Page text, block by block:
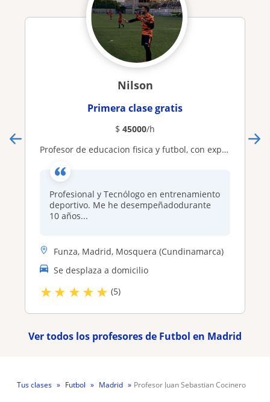
Nilson
Primera clase gratis
$ 45000/h
Profesor de educacion fisica y futbol, con experiencia en clases presenciales tanto grupales como personalizadas
Profesional y Tecnólogo en entrenamiento
deportivo. Me he desempeñadodurante
10 años...
Funza, Madrid, Mosquera (Cundinamarca)
Se desplaza a domicilio
★★ ★★★ (5)
Ver todos los profesores de Futbol en Madrid
Tus clases Futbol Madrid Profesor Juan Sebastian Cocinero